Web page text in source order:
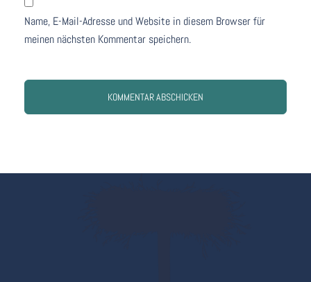
Name, E-Mail-Adresse und Website in diesem Browser für
meinen nächsten Kommentar speichern.